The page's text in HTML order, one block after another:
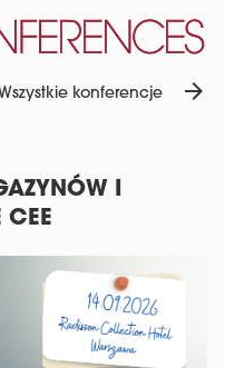
konferencje arrow_forward
I
CEE